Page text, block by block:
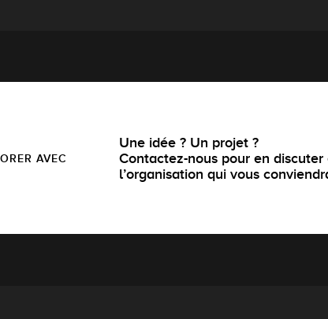
AVEC
Une idée ? Un projet ?
Contactez-nous pour en
l’organisation qui vous